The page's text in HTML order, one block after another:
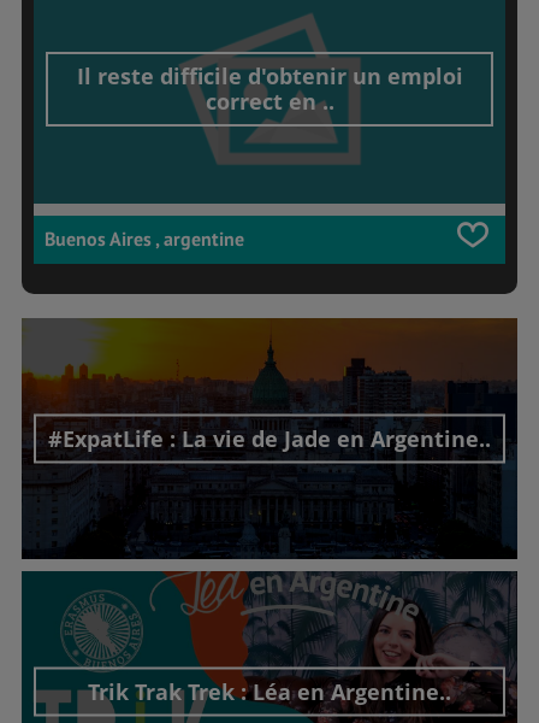
Il reste difficile d'obtenir un emploi
correct en ..
Buenos Aires , argentine
#ExpatLife : La vie de Jade en Argentine..
Découvrir cet interview
Trik Trak Trek : Léa en Argentine..